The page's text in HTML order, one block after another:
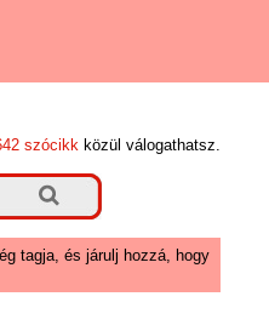
szócikk közül válogathatsz.
tagja, és járulj hozzá, hogy